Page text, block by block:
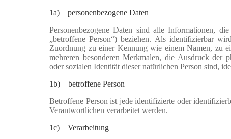
1a) personenbezogene Daten
Personenbezogene Daten sind alle Informationen,
„betroffene Person“) beziehen. Als identifizierbar
Zuordnung zu einer Kennung wie einem Namen, zu
mehreren besonderen Merkmalen, die Ausdruck der
oder sozialen Identität dieser natürlichen Person sind,
1b) betroffene Person
Betroffene Person ist jede identifizierte oder
Verantwortlichen verarbeitet werden.
1c) Verarbeitung